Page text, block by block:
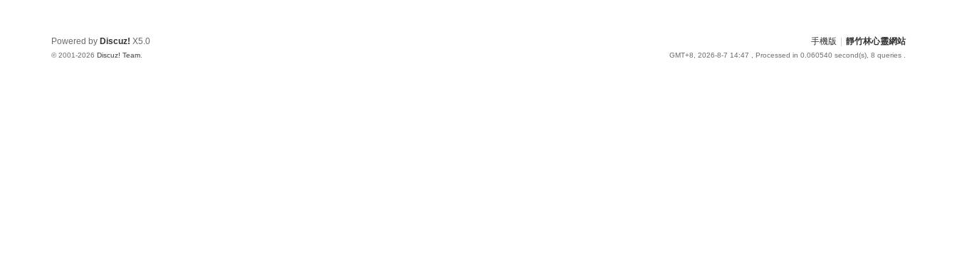
手機版 靜竹林心靈網站
GMT+8, 2026-8-7 14:47 , Processed in 0.060540 second(s), 8 queries .
Powered by Discuz! X5.0
© 2001-2026 Discuz! Team